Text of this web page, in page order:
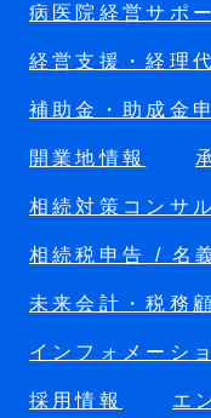
病医院経営サポ
経営支援・経理
補助金・助成金
開業地情報
相続対策コンサ
相続税申告 / 名
未来会計・税務
インフォメーシ
採用情報 エ